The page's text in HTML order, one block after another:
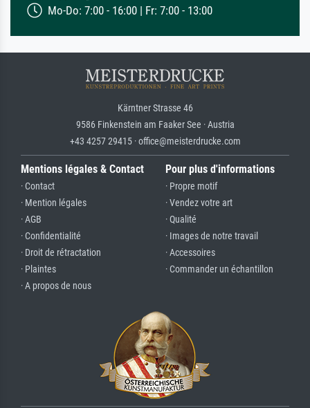
Mo-Do: 7:00 - 16:00 | Fr: 7:00 - 13:00
Kärntner Strasse 46
9586 Finkenstein am Faaker See · Austria
+43 4257 29415 · office@meisterdrucke.com
Mentions légales & Contact
· Contact
· Mention légales
· AGB
· Confidentialité
· Droit de rétractation
· Plaintes
· A propos de nous
Pour plus d'informations
· Propre motif
· Vendez votre art
· Qualité
· Images de notre travail
· Accessoires
· Commander un échantillon